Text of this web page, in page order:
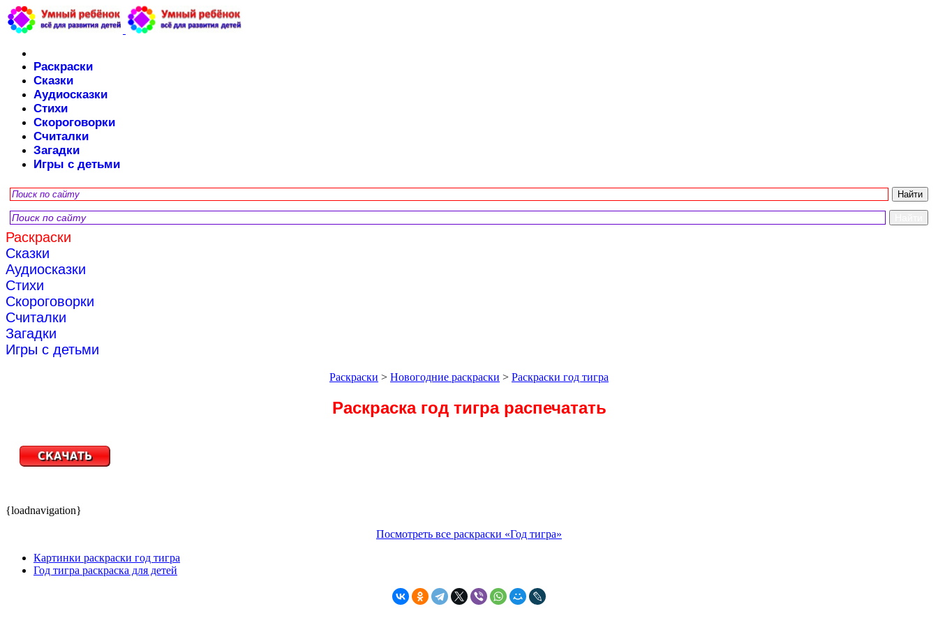
Раскраски
Сказки
Аудиосказки
Стихи
Скороговорки
Считалки
Загадки
Игры с детьми
Раскраски
Сказки
Аудиосказки
Стихи
Скороговорки
Считалки
Загадки
Игры с детьми
Раскраски > Новогодние раскраски > Раскраски год тигра
Раскраска год тигра распечатать
{loadnavigation}
Посмотреть все раскраски «Год тигра»
Картинки раскраски год тигра
Год тигра раскраска для детей